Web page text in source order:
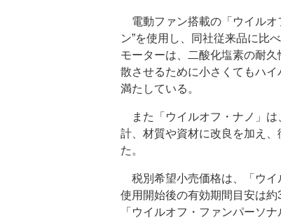
電動ファン搭載の「ウイルオ
ン”を使用し、同社従来品に比
モーターは、二酸化塩素の耐
散させるために小さくてもハ
満たしている。
また「ウイルオフ・ナノ」は
計、材質や資材に改良を加え
た。
税別希望小売価格は、「ウイ
使用開始後の有効期間目安は
「ウイルオフ・ファンパーソ